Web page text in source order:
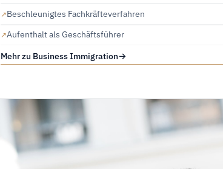
Beschleunigtes Fachkräfteverfahren
Aufenthalt als Geschäftsführer
Mehr zu Business Immigration→